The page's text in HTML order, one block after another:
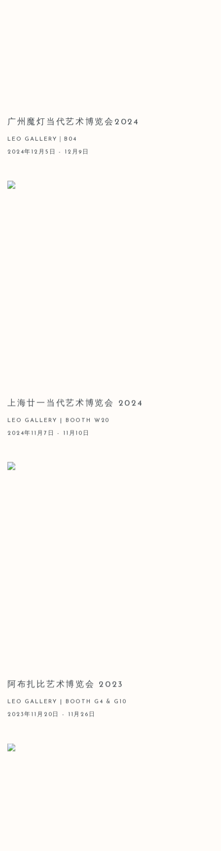
广州魔灯当代艺术博览会2024
LEO GALLERY｜B04
2024年12月5日 - 12月9日
上海廿一当代艺术博览会 2024
LEO GALLERY | BOOTH W20
2024年11月7日 - 11月10日
阿布扎比艺术博览会 2023
LEO GALLERY | BOOTH G4 & G10
2023年11月20日 - 11月26日